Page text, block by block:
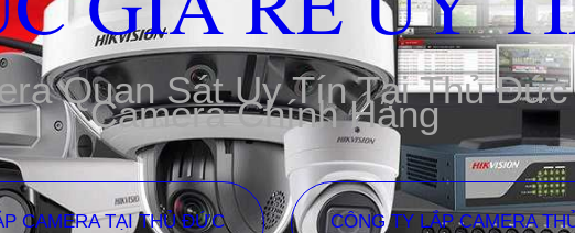
Quan Sát Uy Tín Tại Thủ
Camera Chính Hãng
CAMERA TẠI THỦ ĐỨC CÔNG TY LẮP CAMERA